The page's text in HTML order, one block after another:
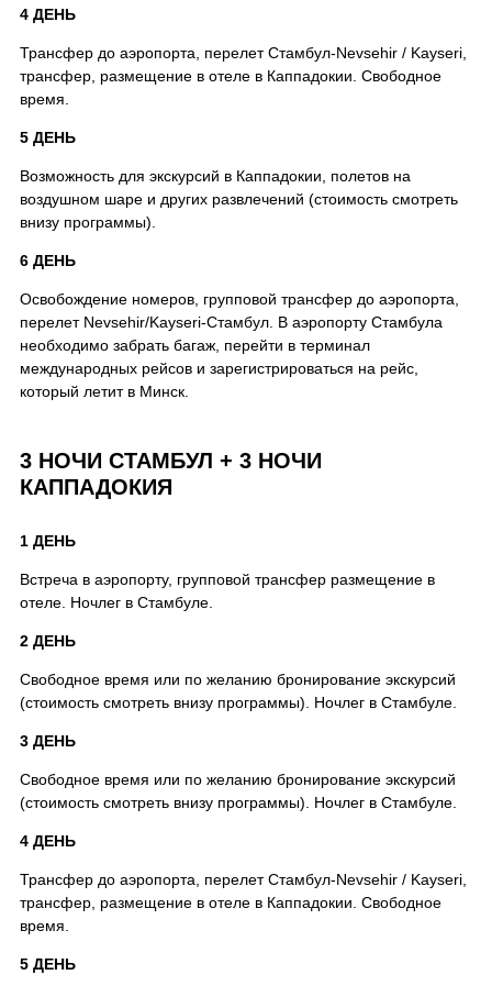
4 ДЕНЬ
Трансфер до аэропорта, перелет Стамбул-Nevsehir / Kayseri,
трансфер, размещение в отеле в Каппадокии. Свободное
время.
5 ДЕНЬ
Возможность для экскурсий в Каппадокии, полетов на
воздушном шаре и других развлечений (стоимость смотреть
внизу программы).
6 ДЕНЬ
Освобождение номеров, групповой трансфер до аэропорта,
перелет Nevsehir/Kayseri-Стамбул. В аэропорту Стамбула
необходимо забрать багаж, перейти в терминал
международных рейсов и зарегистрироваться на рейс,
который летит в Минск.
3 НОЧИ СТАМБУЛ + 3 НОЧИ
КАППАДОКИЯ
1 ДЕНЬ
Встреча в аэропорту, групповой трансфер размещение в
отеле. Ночлег в Стамбуле.
2 ДЕНЬ
Свободное время или по желанию бронирование экскурсий
(стоимость смотреть внизу программы). Ночлег в Стамбуле.
3 ДЕНЬ
Свободное время или по желанию бронирование экскурсий
(стоимость смотреть внизу программы). Ночлег в Стамбуле.
4 ДЕНЬ
Трансфер до аэропорта, перелет Стамбул-Nevsehir / Kayseri,
трансфер, размещение в отеле в Каппадокии. Свободное
время.
5 ДЕНЬ